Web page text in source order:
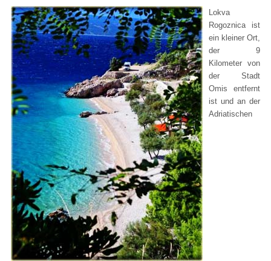
Lokva
Rogoznica ist
ein kleiner Ort,
der 9
Kilometer von
der Stadt
Omis entfernt
ist und an der
Adriatischen